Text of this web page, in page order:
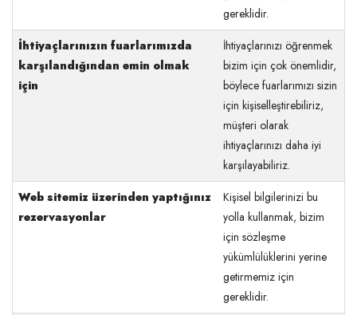
gereklidir.
İhtiyaçlarınızın fuarlarımızda
karşılandığından emin olmak
için
İhtiyaçlarınızı öğrenmek
bizim için çok önemlidir,
böylece fuarlarımızı sizin
için kişiselleştirebiliriz,
müşteri olarak
ihtiyaçlarınızı daha iyi
karşılayabiliriz.
Web sitemiz üzerinden yaptığınız
rezervasyonlar
Kişisel bilgilerinizi bu
yolla kullanmak, bizim
için sözleşme
yükümlülüklerini yerine
getirmemiz için
gereklidir.